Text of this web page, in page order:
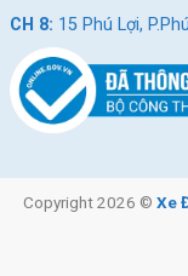
CH 8: 15 Phú Lợi,
Copyright 2026 © Xe